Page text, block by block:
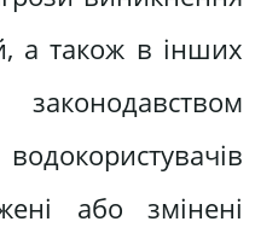
а також в інших
або змінені